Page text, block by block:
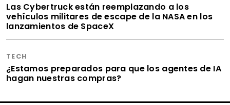
Las Cybertruck están reemplazando a los
vehículos militares de escape de la NASA en los
lanzamientos de SpaceX
TECH
¿Estamos preparados para que los agentes de IA
hagan nuestras compras?